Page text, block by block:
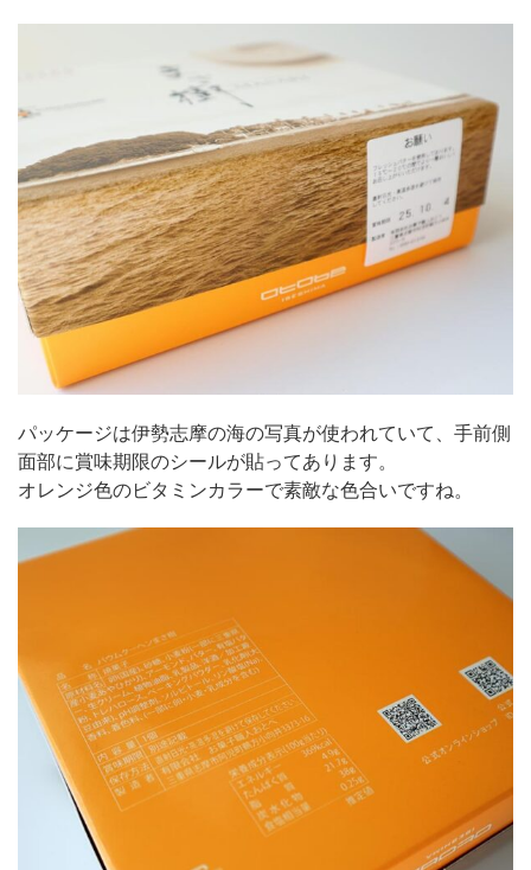
パッケージは伊勢志摩の海の写真が使われていて、手前側
面部に賞味期限のシールが貼ってあります。
オレンジ色のビタミンカラーで素敵な色合いですね。